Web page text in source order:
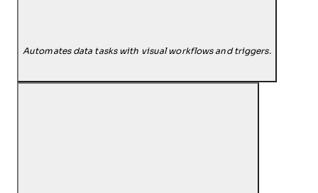
Automates data tasks with visual workflows and triggers.